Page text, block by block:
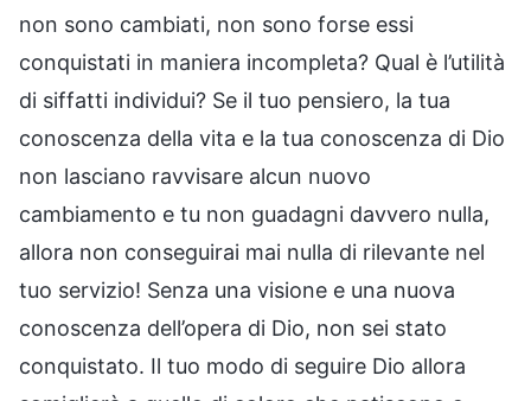
non sono cambiati, non sono forse essi
conquistati in maniera incompleta? Qual è l’utilità
di siffatti individui? Se il tuo pensiero, la tua
conoscenza della vita e la tua conoscenza di Dio
non lasciano ravvisare alcun nuovo
cambiamento e tu non guadagni davvero nulla,
allora non conseguirai mai nulla di rilevante nel
tuo servizio! Senza una visione e una nuova
conoscenza dell’opera di Dio, non sei stato
conquistato. Il tuo modo di seguire Dio allora